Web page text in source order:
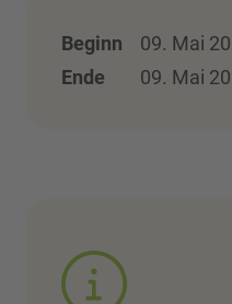
Beginn
09. Mai
Ende
09. Mai